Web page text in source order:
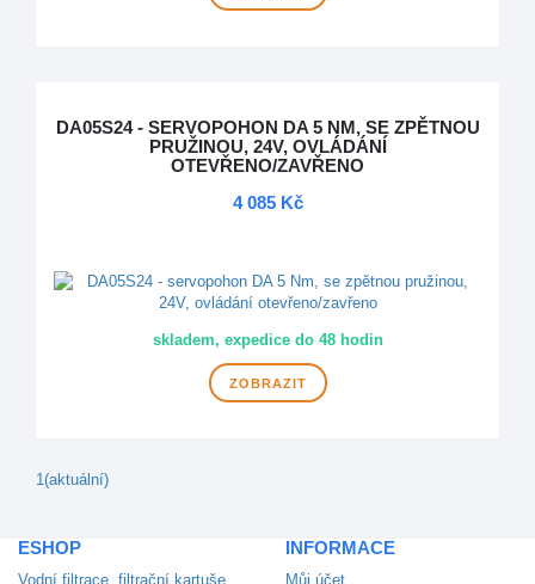
DA05S24 - SERVOPOHON DA 5 NM, SE ZPĚTNOU
PRUŽINOU, 24V, OVLÁDÁNÍ
OTEVŘENO/ZAVŘENO
4 085 Kč
skladem, expedice do 48 hodin
ZOBRAZIT
1(aktuální)
ESHOP
Vodní filtrace, filtrační kartuše,
INFORMACE
Můj účet